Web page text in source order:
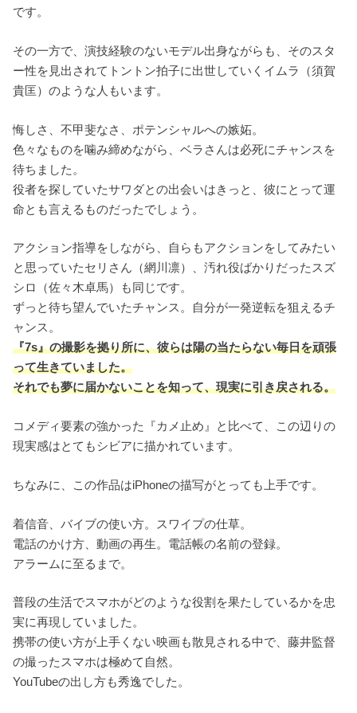
です。
その一方で、演技経験のないモデル出身ながらも、そのスタ
ー性を見出されてトントン拍子に出世していくイムラ（須賀
貴匡）のような人もいます。
悔しさ、不甲斐なさ、ポテンシャルへの嫉妬。
色々なものを噛み締めながら、ベラさんは必死にチャンスを
待ちました。
役者を探していたサワダとの出会いはきっと、彼にとって運
命とも言えるものだったでしょう。
アクション指導をしながら、自らもアクションをしてみたい
と思っていたセリさん（網川凛）、汚れ役ばかりだったスズ
シロ（佐々木卓馬）も同じです。
ずっと待ち望んでいたチャンス。自分が一発逆転を狙えるチ
ャンス。
『7s』の撮影を拠り所に、彼らは陽の当たらない毎日を頑張
って生きていました。
それでも夢に届かないことを知って、現実に引き戻される。
コメディ要素の強かった『カメ止め』と比べて、この辺りの
現実感はとてもシビアに描かれています。
ちなみに、この作品はiPhoneの描写がとっても上手です。
着信音、バイブの使い方。スワイプの仕草。
電話のかけ方、動画の再生。電話帳の名前の登録。
アラームに至るまで。
普段の生活でスマホがどのような役割を果たしているかを忠
実に再現していました。
携帯の使い方が上手くない映画も散見される中で、藤井監督
の撮ったスマホは極めて自然。
YouTubeの出し方も秀逸でした。